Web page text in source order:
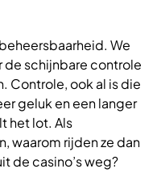
We
de schijnbare controle
Controle, ook al is die
geluk en een langer
het lot. Als
waarom rijden ze dan
de casino’s weg?